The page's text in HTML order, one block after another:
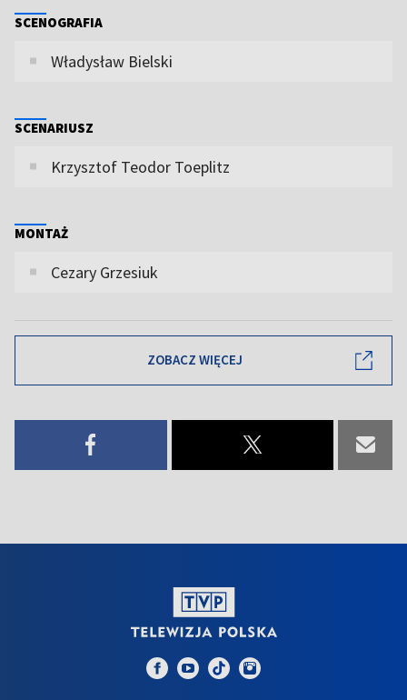
SCENOGRAFIA
Władysław Bielski
SCENARIUSZ
Krzysztof Teodor Toeplitz
MONTAŻ
Cezary Grzesiuk
ZOBACZ WIĘCEJ